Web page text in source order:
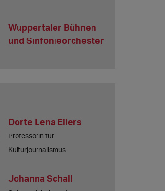
Wuppertaler Bühnen
und Sinfonieorchester
Dorte Lena Eilers
Professorin für
Kulturjournalismus
Johanna Schall